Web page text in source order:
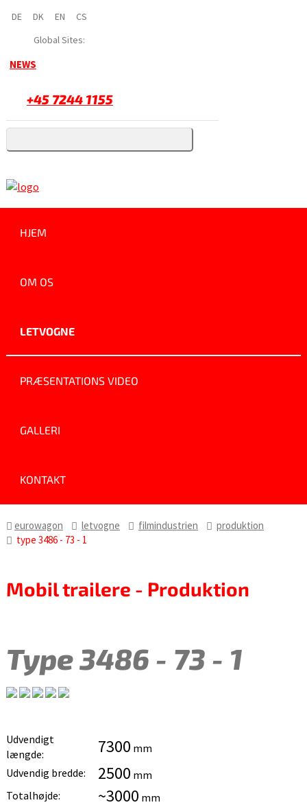
DE DK EN
CS
Global Sites:
NEWS
+45 7244 1155
HJEM
OM OS
LETVOGNE
PRÆSENTATIONS VIDEO
GALLERI
KONTAKT
eurowagon letvogne filmindustrien
produktion
type 3486 - 73 - 1
Mobil trailere - Produktion
Type 3486 - 73 - 1
Udvendigt
længde:
7300 mm
Udvendig bredde:
2500 mm
Totalhøjde:
~3000 mm